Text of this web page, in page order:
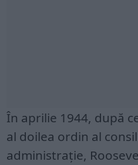
În aprilie 1944, după
al doilea ordin al
administrație,